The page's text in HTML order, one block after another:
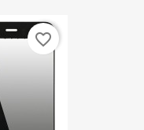
favorite_border